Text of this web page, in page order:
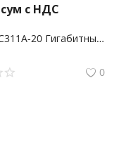
сум с НДС
TP-Link FC311A-20 Гигабитный медиаконвертер WDM Omada
0